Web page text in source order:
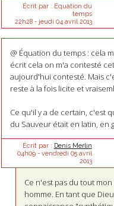
Écrit par : Equation du
temps
22h28- jeudi 04 avril 2013
@ Équation du temps : cela
écrit cela on m'a contesté
aujourd'hui contesté. Mais
reste à la fois licite et
Ce qu'il y a de certain, c'est
du Sauveur était en latin, en
Écrit par : Denis Merlin
04h09- vendredi 05 avril
2013
Ce n'est pas du tout
homme. En tant que